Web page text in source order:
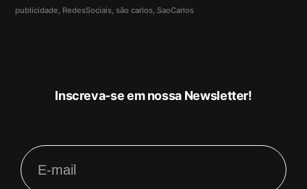
publicidade, RedesSociais, são carlos, SaoCarlos
Inscreva-se em nossa Newsletter!